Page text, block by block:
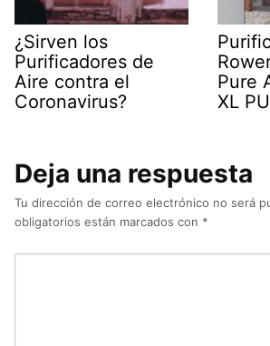
¿Sirven los
Purificadores de
Aire contra el
Coronavirus?
Pure
XL
Deja una respuesta
Tu dirección de correo electrónico no será
obligatorios están marcados con *